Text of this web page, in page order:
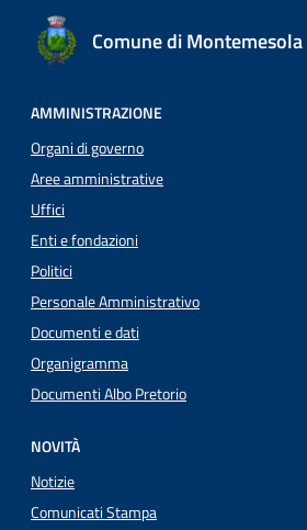
Comune di Montemesola
AMMINISTRAZIONE
Organi di governo
Aree amministrative
Uffici
Enti e fondazioni
Politici
Personale Amministrativo
Documenti e dati
Organigramma
Documenti Albo Pretorio
NOVITÀ
Notizie
Comunicati Stampa